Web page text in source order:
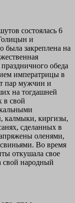
состоялась 6
и
закреплена на
обеда
императрицы в
пар мужчин и
на тогдашней
в свой
калмыки, киргизы,
сделанных в
оленями,
Во время
откушала свое
свой народный